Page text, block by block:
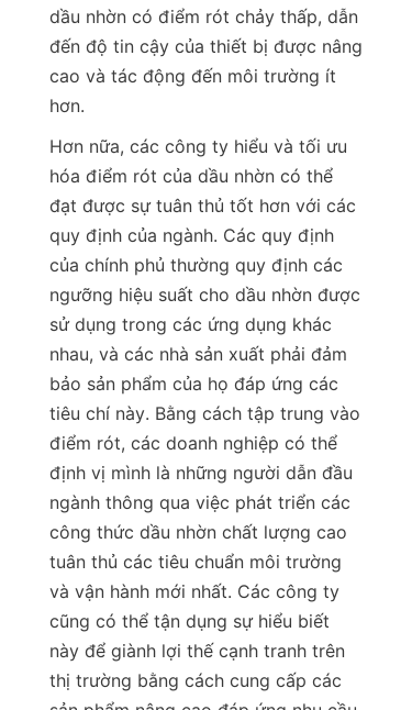
dầu nhờn có điểm rót chảy thấp, dẫn
đến độ tin cậy của thiết bị được nâng
cao và tác động đến môi trường ít
hơn.
Hơn nữa, các công ty hiểu và tối ưu
hóa điểm rót của dầu nhờn có thể
đạt được sự tuân thủ tốt hơn với các
quy định của ngành. Các quy định
của chính phủ thường quy định các
ngưỡng hiệu suất cho dầu nhờn được
sử dụng trong các ứng dụng khác
nhau, và các nhà sản xuất phải đảm
bảo sản phẩm của họ đáp ứng các
tiêu chí này. Bằng cách tập trung vào
điểm rót, các doanh nghiệp có thể
định vị mình là những người dẫn đầu
ngành thông qua việc phát triển các
công thức dầu nhờn chất lượng cao
tuân thủ các tiêu chuẩn môi trường
và vận hành mới nhất. Các công ty
cũng có thể tận dụng sự hiểu biết
này để giành lợi thế cạnh tranh trên
thị trường bằng cách cung cấp các